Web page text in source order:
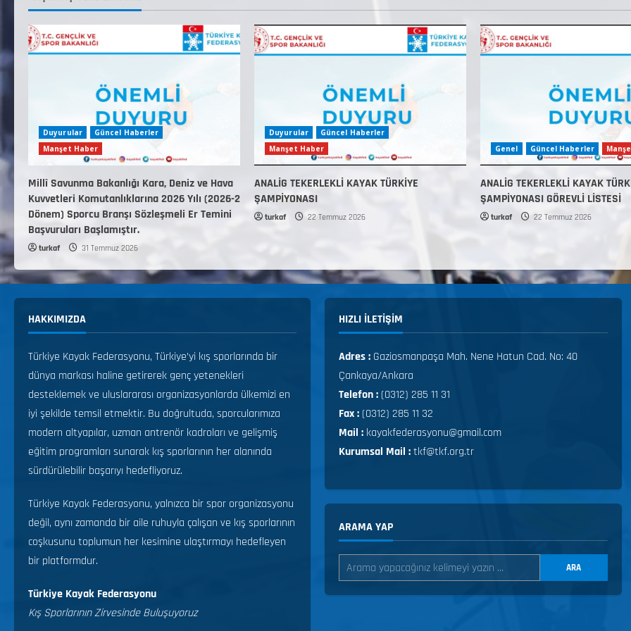
Duyurular
Güncel Haberler
Manşet Haber
Millî Savunma Bakanlığı Kara, Deniz ve Hava
Kuvvetleri Komutanlıklarına 2026 Yılı (2026-2
Dönem) Sporcu Branşı Sözleşmeli Er Temini
Başvuruları Başlamıştır.
turkaf 31 Temmuz 2026
Duyurular
Güncel Haberler
Manşet Haber
ANALİG TEKERLEKLİ KAYAK TÜRKİYE
ŞAMPİYONASI
turkaf 22 Temmuz 2026
Genel Güncel Haberler
ANALİG TEKERLEKLİ KAYAK
ŞAMPİYONASI GÖREVLİ LİSTESİ
turkaf 22 Temmuz 2026
HAKKIMIZDA
Türkiye Kayak Federasyonu, Türkiye’yi kış sporlarında bir
dünya markası haline getirerek genç yetenekleri
desteklemek ve uluslararası organizasyonlarda ülkemizi en
iyi şekilde temsil etmektir. Bu doğrultuda, sporcularımıza
modern altyapılar, uzman antrenör kadroları ve gelişmiş
eğitim programları sunarak kış sporlarının her alanında
sürdürülebilir başarıyı hedefliyoruz.
Türkiye Kayak Federasyonu, yalnızca bir spor organizasyonu
değil, aynı zamanda bir aile ruhuyla çalışan ve kış sporlarının
coşkusunu toplumun her kesimine ulaştırmayı hedefleyen
bir platformdur.
Türkiye Kayak Federasyonu
Kış Sporlarının Zirvesinde Buluşuyoruz
HIZLI ILETIŞIM
Adres : Gaziosmanpaşa Mah. Nene Hatun Cad. No: 40
Çankaya/Ankara
Telefon :(0312) 285 11 31
Fax :(0312) 285 11 32
Mail : kayakfederasyonu@gmail.com
Kurumsal Mail :tkf@tkf.org.tr
ARAMA YAP
ARA